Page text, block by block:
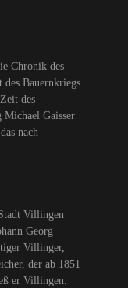
Chronik des
Bauernkriegs
des
Michael Gaisser
nach
Villingen
Georg
Villinger,
der ab 1851
er Villingen.